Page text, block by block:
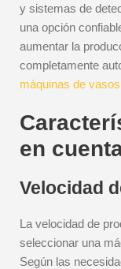
y sistemas de
una opción
aumentar la
completamente
máquinas de
en
Velocidad
La velocidad de
seleccionar una
Según las